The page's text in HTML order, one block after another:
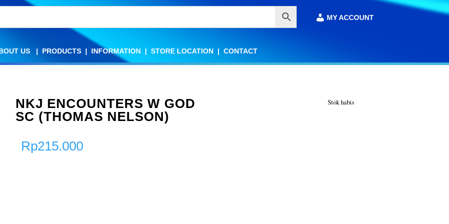
US | PRODUCTS | INFORMATION | STORE LOCATION | CONTACT
MY ACCOUNT
US | PRODUCTS | INFORMATION | STORE LOCATION | CONTACT
MY ACCOUNT
NKJ ENCOUNTERS W GOD
SC (THOMAS NELSON)
Rp215.000
Stok habis